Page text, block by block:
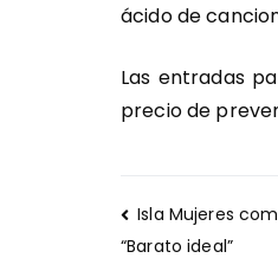
ácido de
Las entradas
precio de
Navegación
de
Isla Mujeres
“Barato ideal”